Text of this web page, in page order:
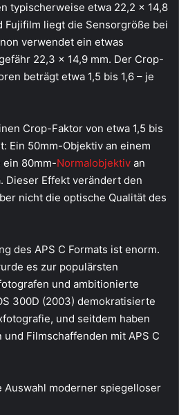
typischerweise etwa 22,2 × 14,8
Fujifilm liegt die Sensorgröße bei
verwendet ein etwas
22,3 × 14,9 mm. Der Crop-
beträgt etwa 1,5 bis 1,6 – je
Crop-Faktor von etwa 1,5 bis
Ein 50mm-Objektiv an einem
80mm-Normalobjektiv an
Dieser Effekt verändert den
nicht die optische Qualität des
des APS C Formats ist enorm.
es zur populärsten
und ambitionierte
300D (2003) demokratisierte
und seitdem haben
Filmschaffenden mit APS C
Auswahl moderner spiegelloser